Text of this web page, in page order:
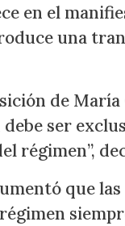
en el
una
de
ser
régimen”,
que